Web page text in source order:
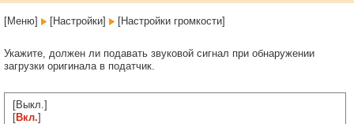
[Меню] [Настройки] [Настройки громкости]
Укажите, должен ли подавать звуковой сигнал при обнаружении
загрузки оригинала в податчик.
[Выкл.]
[Вкл.]